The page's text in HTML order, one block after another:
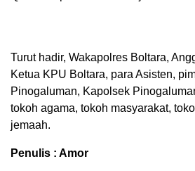
Turut hadir, Wakapolres Boltara,
Ketua KPU Boltara, para Asisten,
Pinogaluman, Kapolsek
tokoh agama, tokoh masyarakat,
jemaah.
Penulis : Amor